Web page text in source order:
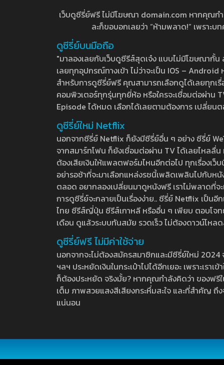
เว็บดูซีรี่ย์ฟรี ไม่มีโฆษณา domain.com หากคุณก
ละก็ขอบอกเลยว่า “ห้ามพลาด!” เพราะ
ดูซีรี่ย์บนมือถือ
"มาลองเลยกับเว็บดูซีรีส์สุดเจ๋ง แบบไม่มีโฆษณากั้
เลยทุกอุปกรณ์ทางเข้า ไม่ว่าจะเป็น IOS –
สำหรับการดูซีรี่ย์ฟรี คุณสามารถเลือกดูได้เลยทุกเ
คอมพิวเตอร์ทุกรุ่นทุกยี่ห้อ หรือใครจะเชื่อมต่อผ่าน
Episode ได้หมด เลือกได้เลยตามต้องการ เปลี่ยน
ดูซีรี่ย์ใหม่ Netflix
นอกจากซีรี่ย์ Netflix ก็ยังมีซีรี่ย์อื่น ๆ อย่าง ซีรี่ย์
จากสมาร์ทโฟน ก็ยังเชื่อมต่อผ่าน TV ได้เลยไหลลื่
ต้องเสียเงินให้แพลตฟอร์มไหนอีกต่อไป ทุกเรื่องเว็
อย่ารอช้าที่จะมาเลือกแหล่งรชนี้เพลิดเพลินไปกับห
ตลอด อยากลองเปลี่ยนมาดูหนังฟรี เราไม่พลาดที่
การดูซีรี่ย์จะกลายเป็นเรื่องง่าย.. ซีรี่ย์ Netflix เป็น
ไทย ซีรีส์ญี่ปุ่น ซีรีส์เกาหลี หรืออื่น ๆ เพียบ ตอบโจท
เดือน ดูแล้วระบบทันสมัย รวดเร็ว ไม่ต้องดาวน์โห
ดูซีรี่ย์ฟรี ไม่มีค่าใช้จ่าย
นอกจากจะไม่ต้องสมัครสมาชิกและมีซีรี่ย์ใหม่
ฯลฯ ประหยัดเงินในกระเป๋าไปได้อีกเยอะ เพราะเร
ก็ต้องประหยัด จริงมั้ย? หากคุณกำลังคิดว่า ของฟ
เต็ม ภาพสวยแสงสีเสียงกระหึ่มสะใจ และที่สำคัญ
แน่นอน